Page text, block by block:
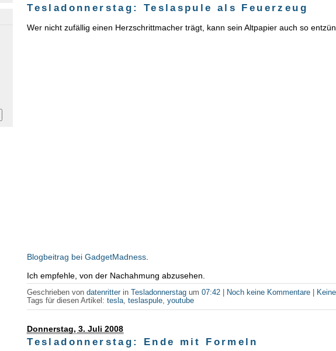
Tesladonnerstag: Teslaspule als Feuerzeug
Wer nicht zufällig einen Herzschrittmacher trägt, kann sein Altpapier auch so
Blogbeitrag bei GadgetMadness
Ich empfehle, von der Nachahmung abzusehen.
Geschrieben vondatenritterinTesladonnerstag um07:42 Noch keine Kommentare
Tags für diesen Artikel:tesla ,teslaspule ,youtube
Donnerstag, 3. Juli 2008
Tesladonnerstag: Ende mit Formeln